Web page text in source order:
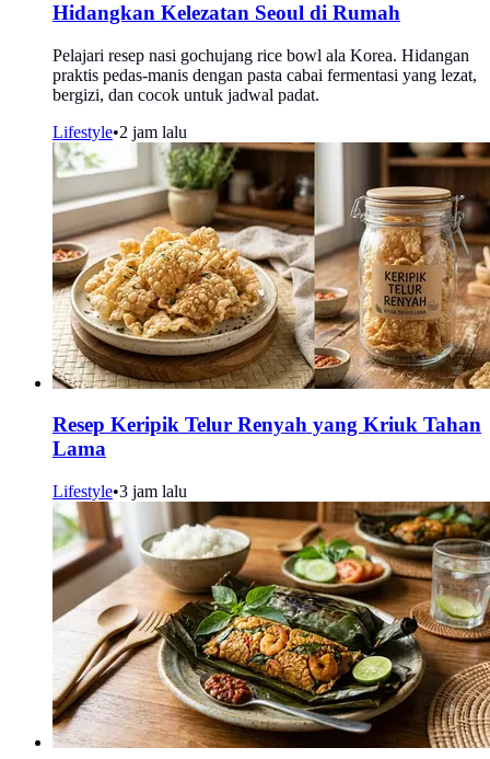
Hidangkan Kelezatan Seoul di Rumah
Pelajari resep nasi gochujang rice bowl ala Korea. Hidangan
praktis pedas-manis dengan pasta cabai fermentasi yang lezat,
bergizi, dan cocok untuk jadwal padat.
Lifestyle•2 jam lalu
Resep Keripik Telur Renyah yang Kriuk Tahan
Lama
Lifestyle•3 jam lalu